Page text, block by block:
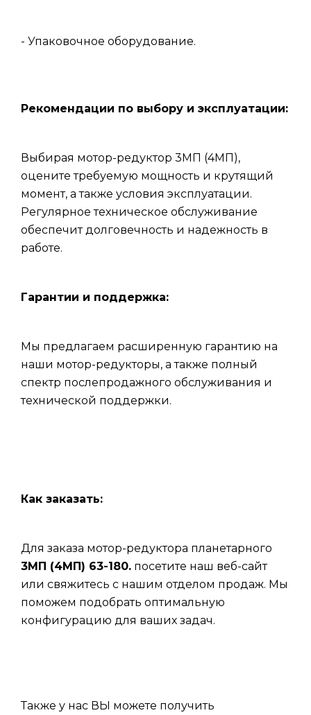
- Упаковочное оборудование.
Рекомендации по выбору и эксплуатации:
Выбирая мотор-редуктор 3МП (4МП),
оцените требуемую мощность и крутящий
момент, а также условия эксплуатации.
Регулярное техническое обслуживание
обеспечит долговечность и надежность в
работе.
Гарантии и поддержка:
Мы предлагаем расширенную гарантию на
наши мотор-редукторы, а также полный
спектр послепродажного обслуживания и
технической поддержки.
Как заказать:
Для заказа мотор-редуктора планетарного
3МП (4МП) 63-180. посетите наш веб-сайт
или свяжитесь с нашим отделом продаж. Мы
поможем подобрать оптимальную
конфигурацию для ваших задач.
Также у нас ВЫ можете получить